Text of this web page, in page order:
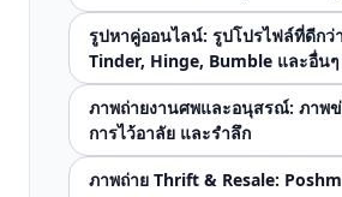
รูปหาคู่ออนไลน์: รูปโปรไฟล์ที่ดีกว่
Tinder, Hinge, Bumble และอื่นๆ
ภาพถ่ายงานศพและอนุสรณ์: ภาพ
การไว้อาลัย และรำลึก
ภาพถ่าย Thrift & Resale: